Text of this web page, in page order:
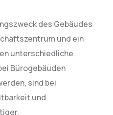
des Gebäudes
und ein
unterschiedliche
Bürogebäuden
sind bei
und